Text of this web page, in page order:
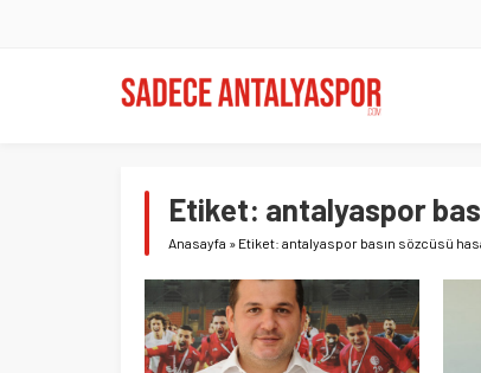
Etiket: antalyaspor
Anasayfa » Etiket: antalyaspor basın sözcüsü